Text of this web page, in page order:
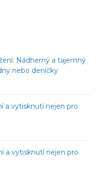
Nádherný a tajemný
nebo deníčky
a vytisknutí nejen pro
a vytisknutí nejen pro